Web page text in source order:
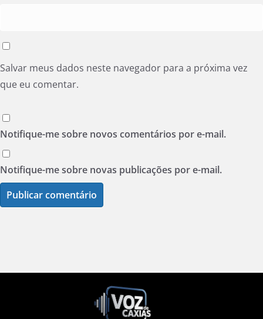
Salvar meus dados neste navegador para a próxima vez
que eu comentar.
Notifique-me sobre novos comentários por e-mail.
Notifique-me sobre novas publicações por e-mail.